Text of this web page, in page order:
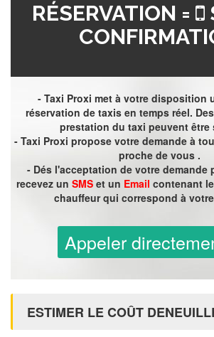
RÉSERVATION =
- Taxi Proxi met à votre disposition
réservation de taxis en temps réel.
prestation du taxi peuvent être
- Taxi Proxi propose votre demande à
proche de vous .
- Dés l'acceptation de votre demande
recevez un SMSet un Email contenant
chauffeur qui correspond à
Appeler
ESTIMER LE COÛT